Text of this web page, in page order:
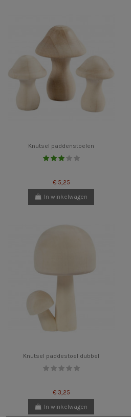
Knutsel paddenstoelen
€ 5,25
In winkelwagen
Knutsel paddestoel dubbel
€ 3,25
In winkelwagen